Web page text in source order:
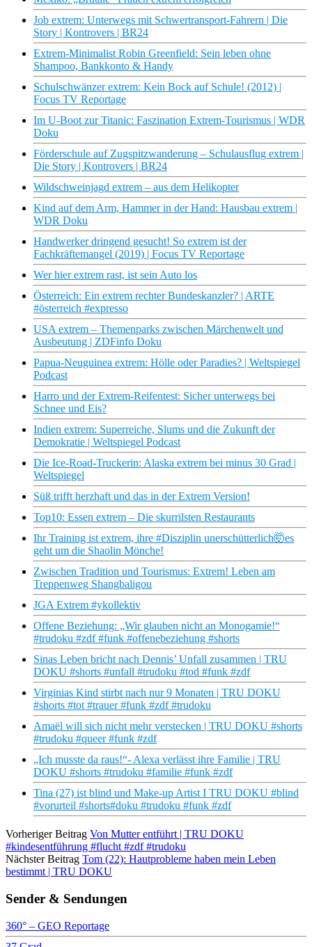
Job extrem: Unterwegs mit Schwertransport-Fahrern | Die
Story | Kontrovers | BR24
Extrem-Minimalist Robin Greenfield: Sein leben ohne
Shampoo, Bankkonto & Handy
Schulschwänzer extrem: Kein Bock auf Schule! (2012) |
Focus TV Reportage
Im U-Boot zur Titanic: Faszination Extrem-Tourismus | WDR
Doku
Förderschule auf Zugspitzwanderung – Schulausflug extrem |
Die Story | Kontrovers | BR24
Wildschweinjagd extrem – aus dem Helikopter
Kind auf dem Arm, Hammer in der Hand: Hausbau extrem |
WDR Doku
Handwerker dringend gesucht! So extrem ist der
Fachkräftemangel (2019) | Focus TV Reportage
Wer hier extrem rast, ist sein Auto los
Österreich: Ein extrem rechter Bundeskanzler? | ARTE
#österreich #expresso
USA extrem – Themenparks zwischen Märchenwelt und
Ausbeutung | ZDFinfo Doku
Papua-Neuguinea extrem: Hölle oder Paradies? | Weltspiegel
Podcast
Harro und der Extrem-Reifentest: Sicher unterwegs bei
Schnee und Eis?
Indien extrem: Superreiche, Slums und die Zukunft der
Demokratie | Weltspiegel Podcast
Die Ice-Road-Truckerin: Alaska extrem bei minus 30 Grad |
Weltspiegel
Süß trifft herzhaft und das in der Extrem Version!
Top10: Essen extrem – Die skurrilsten Restaurants
Ihr Training ist extrem, ihre #Disziplin unerschütterlich🤯es
geht um die Shaolin Mönche!
Zwischen Tradition und Tourismus: Extrem! Leben am
Treppenweg Shangbaligou
JGA Extrem #ykollektiv
Offene Beziehung: „Wir glauben nicht an Monogamie!“
#trudoku #zdf #funk #offenebeziehung #shorts
Sinas Leben bricht nach Dennis’ Unfall zusammen | TRU
DOKU #shorts #unfall #trudoku #tod #funk #zdf
Virginias Kind stirbt nach nur 9 Monaten | TRU DOKU
#shorts #tot #trauer #funk #zdf #trudoku
Amaël will sich nicht mehr verstecken | TRU DOKU #shorts
#trudoku #queer #funk #zdf
„Ich musste da raus!“- Alexa verlässt ihre Familie | TRU
DOKU #shorts #trudoku #familie #funk #zdf
Tina (27) ist blind und Make-up Artist I TRU DOKU #blind
#vorurteil #shorts#doku #trudoku #funk #zdf
Vorheriger Beitrag Von Mutter entführt | TRU DOKU
#kindesentführung #flucht #zdf #trudoku
Nächster Beitrag Tom (22): Hautprobleme haben mein Leben
bestimmt | TRU DOKU
Sender & Sendungen
360° – GEO Reportage